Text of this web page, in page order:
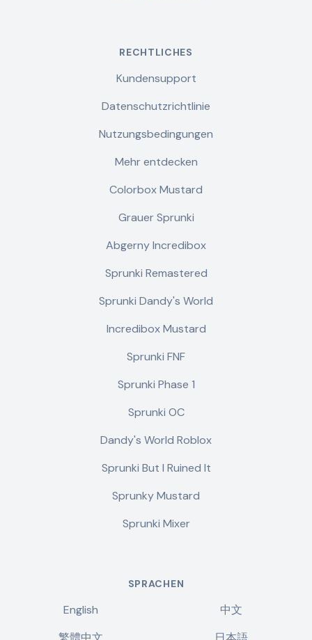
RECHTLICHES
Kundensupport
Datenschutzrichtlinie
Nutzungsbedingungen
Mehr entdecken
Colorbox Mustard
Grauer Sprunki
Abgerny Incredibox
Sprunki Remastered
Sprunki Dandy's World
Incredibox Mustard
Sprunki FNF
Sprunki Phase 1
Sprunki OC
Dandy's World Roblox
Sprunki But I Ruined It
Sprunky Mustard
Sprunki Mixer
SPRACHEN
English
中文